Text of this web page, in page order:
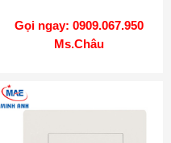
Gọi ngay: 0909.067.950
Ms.Châu